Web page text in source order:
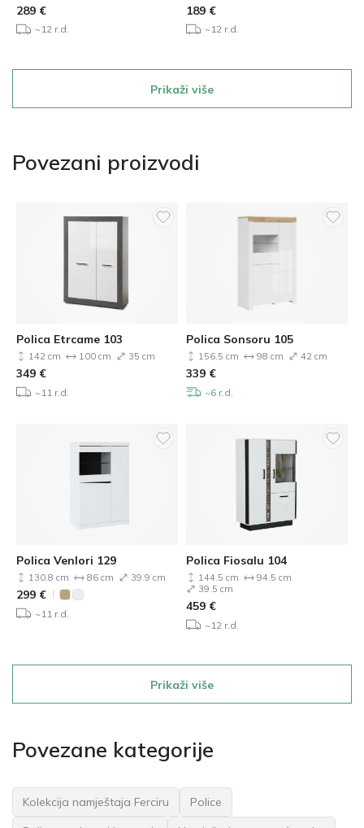
289 €
~12 r.d.
189 €
~12 r.d.
Prikaži više
Povezani proizvodi
Polica Etrcame 103
142 cm 100 cm 35 cm
349 €
~11 r.d.
Polica Sonsoru 105
156.5 cm 98 cm 42 cm
339 €
~6 r.d.
Polica Venlori 129
130.8 cm 86 cm 39.9 cm
299 €
~11 r.d.
Polica Fiosalu 104
144.5 cm
94.5 cm
39.5 cm
459 €
~12 r.d.
Prikaži više
Povezane kategorije
Kolekcija namještaja Ferciru
Police